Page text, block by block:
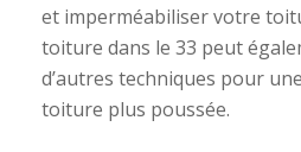
et imperméabiliser votre
toiture dans le 33 peut
d’autres techniques pour
toiture plus poussée.